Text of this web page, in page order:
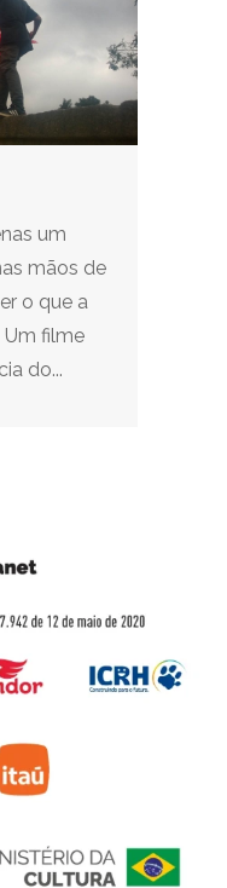
um
mãos de
o que a
Um filme
do...